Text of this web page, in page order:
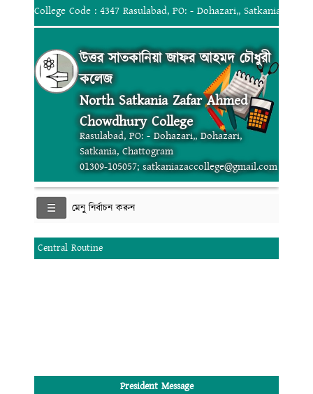
College Code : 4347 Rasulabad, PO: - Dohazari,, Satkania,
উত্তর সাতকানিয়া জাফর আহমদ চৌধুরী
কলেজ
North Satkania Zafar Ahmed
Chowdhury College
Rasulabad, PO: - Dohazari,, Dohazari,
Satkania, Chattogram
01309-105057; satkaniazaccollege@gmail.com
মেনু নির্বাচন করুন
Central Routine
President Message